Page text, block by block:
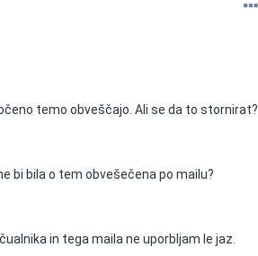
temo obveščajo. Ali se da to stornirat?
bi bila o tem obvešečena po mailu?
in tega maila ne uporbljam le jaz.